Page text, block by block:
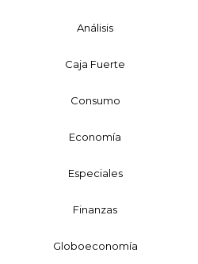
Análisis
Caja Fuerte
Consumo
Economía
Especiales
Finanzas
Globoeconomía